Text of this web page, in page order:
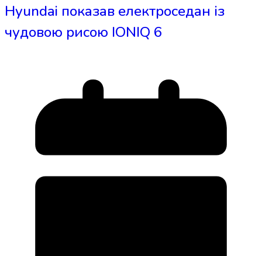
Hyundai показав електроседан із
чудовою рисою IONIQ 6